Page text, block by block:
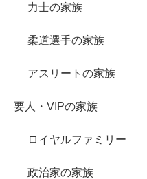
力士の家族
柔道選手の家族
アスリートの家族
要人・VIPの家族
ロイヤルファミリー
政治家の家族